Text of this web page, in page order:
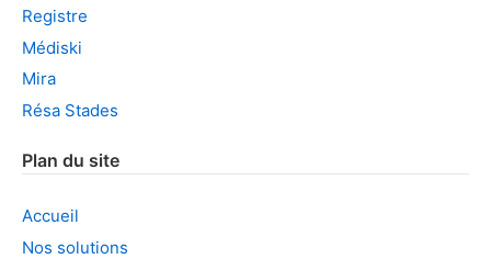
Registre
Médiski
Mira
Résa Stades
Plan du site
Accueil
Nos solutions